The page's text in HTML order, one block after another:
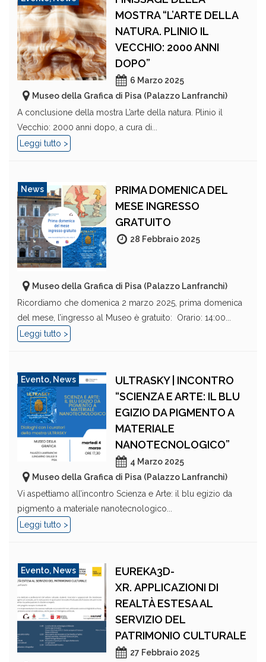
MOSTRA “L’ARTE DELLA
NATURA. PLINIO IL
VECCHIO: 2000 ANNI
DOPO”
6 Marzo 2025
Museo della Grafica di Pisa (Palazzo Lanfranchi)
A conclusione della mostra L’arte della natura. Plinio il
Vecchio: 2000 anni dopo, a cura di...
Leggi tutto >
News
PRIMA DOMENICA DEL
MESE INGRESSO
GRATUITO
28 Febbraio 2025
Museo della Grafica di Pisa (Palazzo Lanfranchi)
Ricordiamo che domenica 2 marzo 2025, prima domenica
del mese, l’ingresso al Museo è gratuito: Orario: 14:00...
Leggi tutto >
Evento, News
ULTRASKY | INCONTRO
“SCIENZA E ARTE: IL BLU
EGIZIO DA PIGMENTO A
MATERIALE
NANOTECNOLOGICO”
4 Marzo 2025
Museo della Grafica di Pisa (Palazzo Lanfranchi)
Vi aspettiamo all’incontro Scienza e Arte: il blu egizio da
pigmento a materiale nanotecnologico...
Leggi tutto >
Evento, News
EUREKA3D-
XR. APPLICAZIONI DI
REALTÀ ESTESA AL
SERVIZIO DEL
PATRIMONIO CULTURALE
27 Febbraio 2025